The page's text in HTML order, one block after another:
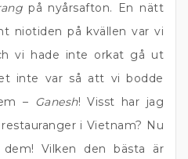
på nyårsafton. En nätt
niotiden på kvällen var vi
vi hade inte orkat gå ut
inte var så att vi bodde
– Ganesh! Visst har jag
i Vietnam? Nu
Vilken den bästa är